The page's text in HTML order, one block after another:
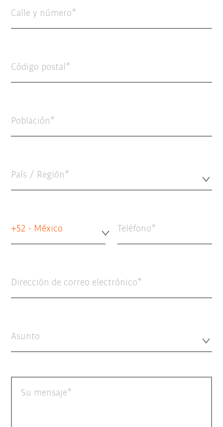
Calle y número
Código postal
Población
País / Región*
+52 - México Teléfono
Dirección de correo electrónico
Asunto
Su mensaje